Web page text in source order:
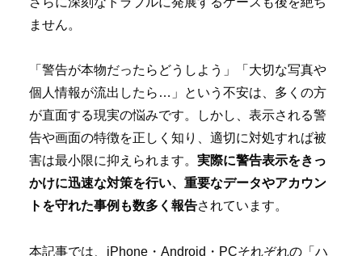
ません。
「警告が本物だったらどうしよう」「大切な写真や
個人情報が流出したら…」という不安は、多くの方
が直面する現実の悩みです。しかし、表示される警
告や画面の特徴を正しく知り、適切に対処すれば被
害は最小限に抑えられます。 実際に警告表示をきっ
かけに迅速な対策を行い、重要なデータやアカウン
トを守れた事例も数多く報告されています。
本記事では、iPhone・Android・PCそれぞれの「ハ